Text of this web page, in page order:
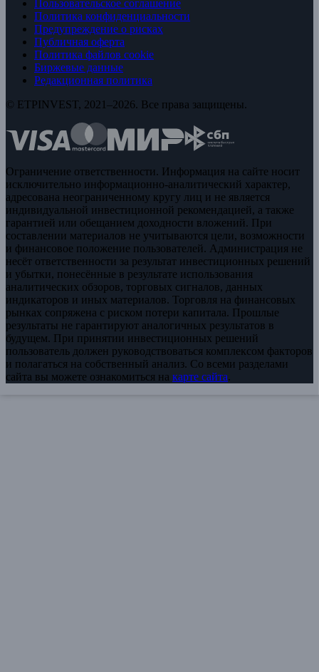
Пользовательское соглашение
Политика конфиденциальности
Предупреждение о рисках
Публичная оферта
Политика файлов cookie
Биржевые данные
Редакционная политика
© ETPINVEST, 2021–2026. Все права защищены.
Ограничение ответственности. Информация на сайте носит
исключительно информационно-аналитический характер,
адресована неограниченному кругу лиц и не является
индивидуальной инвестиционной рекомендацией, а также
гарантией или обещанием доходности вложений. При
составлении материалов не учитываются цели, возможности
и финансовое положение пользователей. Администрация не
несёт ответственности за результат инвестиционных решений
и убытки, понесённые в результате использования
аналитических обзоров, торговых сигналов, данных
индикаторов и иных материалов. Торговля на финансовых
рынках сопряжена с риском потери капитала. Прошлые
результаты не гарантируют аналогичных результатов в
будущем. При принятии инвестиционных решений
пользователь должен руководствоваться комплексом факторов
и полагаться на собственный анализ. Со всеми разделами
сайта вы можете ознакомиться на карте сайта.